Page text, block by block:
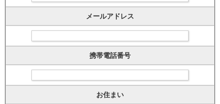
メールアドレス
携帯電話番号
お住まい